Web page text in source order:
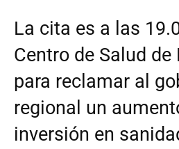
La cita es a las
Centro de Salud de
para reclamar al
regional un
inversión en